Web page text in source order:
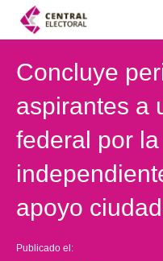
Concluye
aspirantes a
federal por
apoyo
Publicado el: